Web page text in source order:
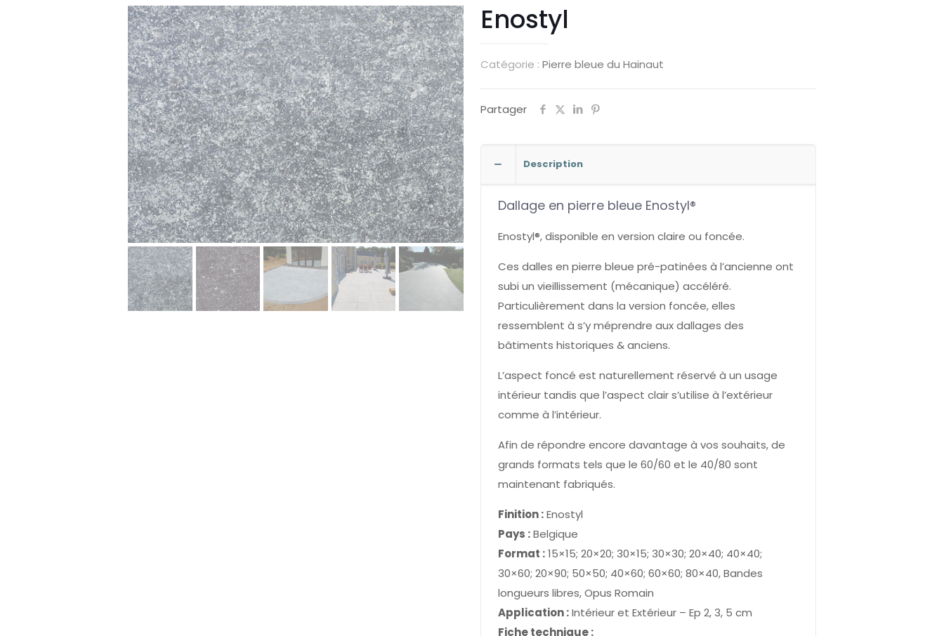
Enostyl
Catégorie : Pierre bleue du Hainaut
Partager
Description
Dallage en pierre bleue Enostyl®
Enostyl®, disponible en version claire ou foncée.
Ces dalles en pierre bleue pré-patinées à l’ancienne ont
subi un vieillissement (mécanique) accéléré.
Particulièrement dans la version foncée, elles
ressemblent à s’y méprendre aux dallages des
bâtiments historiques & anciens.
L’aspect foncé est naturellement réservé à un usage
intérieur tandis que l’aspect clair s’utilise à l’extérieur
comme à l’intérieur.
Afin de répondre encore davantage à vos souhaits, de
grands formats tels que le 60/60 et le 40/80 sont
maintenant fabriqués.
Finition :Enostyl
Pays :Belgique
Format :15×15; 20×20; 30×15; 30×30; 20×40; 40×40;
30×60; 20×90; 50×50; 40×60; 60×60; 80×40, Bandes
longueurs libres, Opus Romain
Application :Intérieur et Extérieur – Ep 2, 3, 5 cm
Fiche technique :